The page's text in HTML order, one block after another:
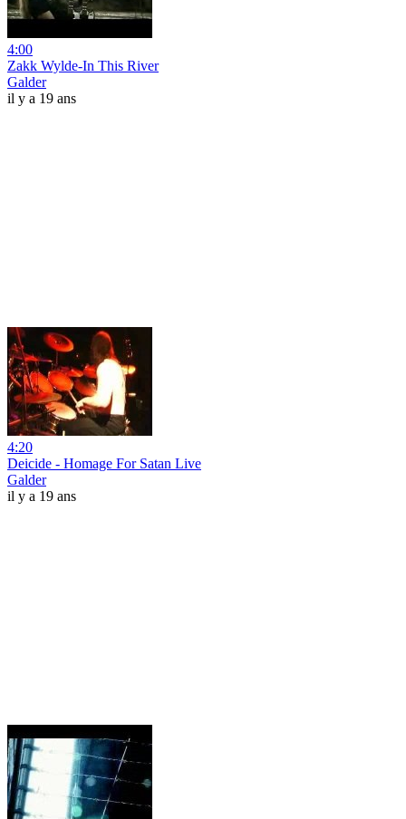
4:00
Zakk Wylde-In This River
Galder
il y a 19 ans
4:20
Deicide - Homage For Satan Live
Galder
il y a 19 ans